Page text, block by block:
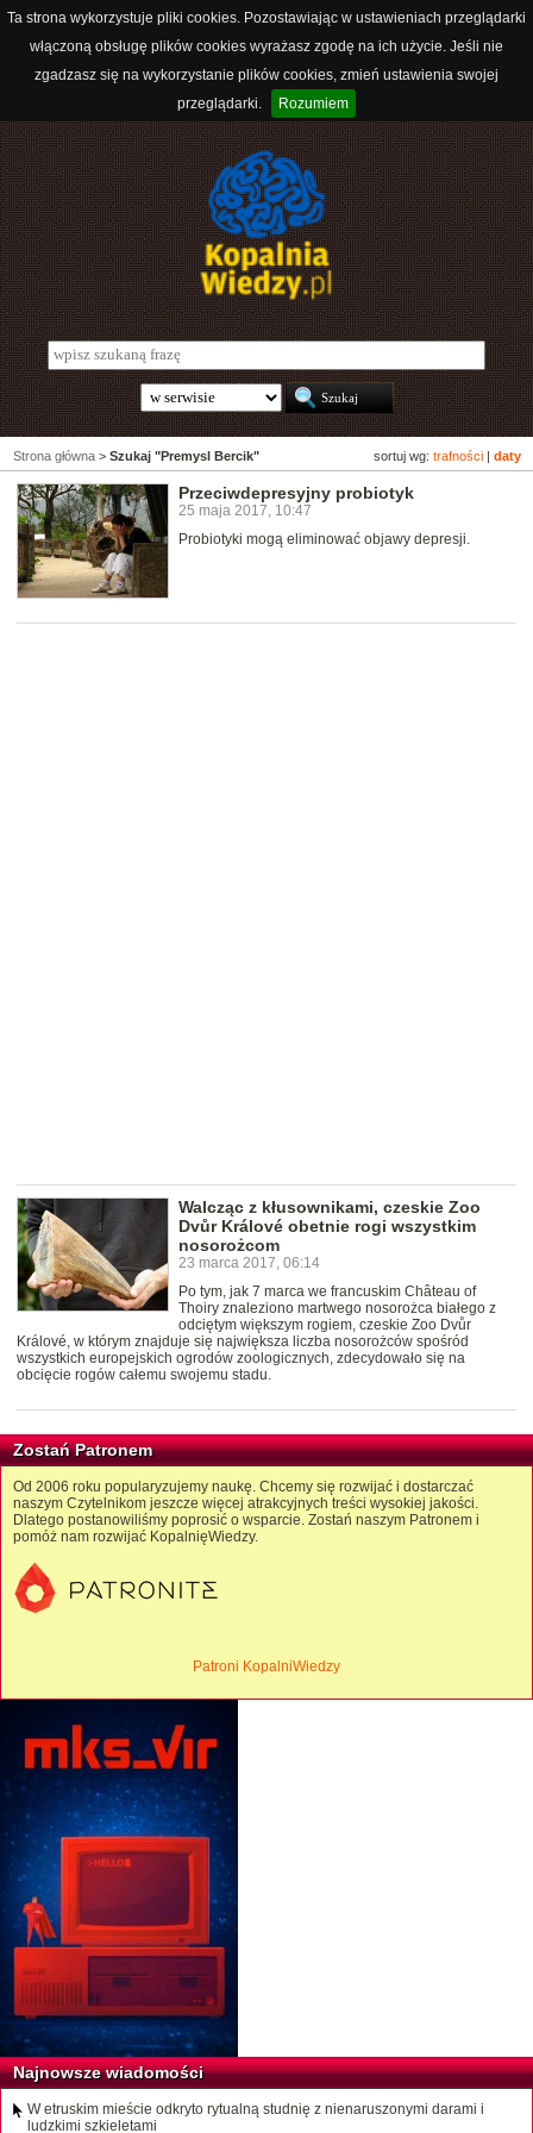
Ta strona wykorzystuje pliki cookies. Pozostawiając w ustawieniach przeglądarki
włączoną obsługę plików cookies wyrażasz zgodę na ich użycie. Jeśli nie
zgadzasz się na wykorzystanie plików cookies, zmień ustawienia swojej
przeglądarki.
Rozumiem
sortuj wg: trafności daty
Strona główna > Szukaj "Premysl Bercik"
Przeciwdepresyjny probiotyk
25 maja 2017, 10:47
Probiotyki mogą eliminować objawy depresji.
Walcząc z kłusownikami, czeskie Zoo
Dvůr Králové obetnie rogi wszystkim
nosorożcom
23 marca 2017, 06:14
Po tym, jak 7 marca we francuskim Château of
Thoiry znaleziono martwego nosorożca białego z
odciętym większym rogiem, czeskie Zoo Dvůr
Králové, w którym znajduje się największa liczba nosorożców spośród
wszystkich europejskich ogrodów zoologicznych, zdecydowało się na
obcięcie rogów całemu swojemu stadu.
Zostań Patronem
Od 2006 roku popularyzujemy naukę. Chcemy się rozwijać i dostarczać
naszym Czytelnikom jeszcze więcej atrakcyjnych treści wysokiej jakości.
Dlatego postanowiliśmy poprosić o wsparcie. Zostań naszym Patronem i
pomóż nam rozwijać KopalnięWiedzy.
Patroni KopalniWiedzy
Najnowsze wiadomości
W etruskim mieście odkryto rytualną studnię z nienaruszonymi darami i
ludzkimi szkieletami